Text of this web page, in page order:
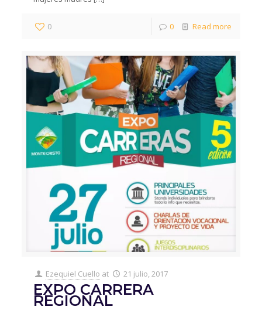
0 0 Read more
Ezequiel Cuello at 21 julio, 2017
EXPO CARRERA
REGIONAL